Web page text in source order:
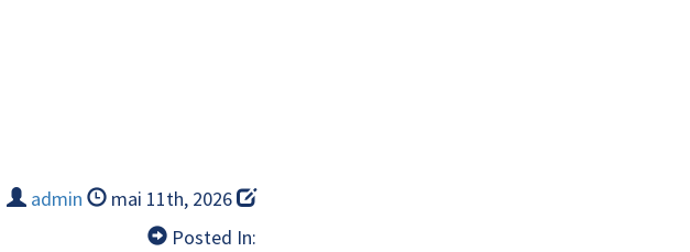
admin
mai 11th, 2026
Posted In: